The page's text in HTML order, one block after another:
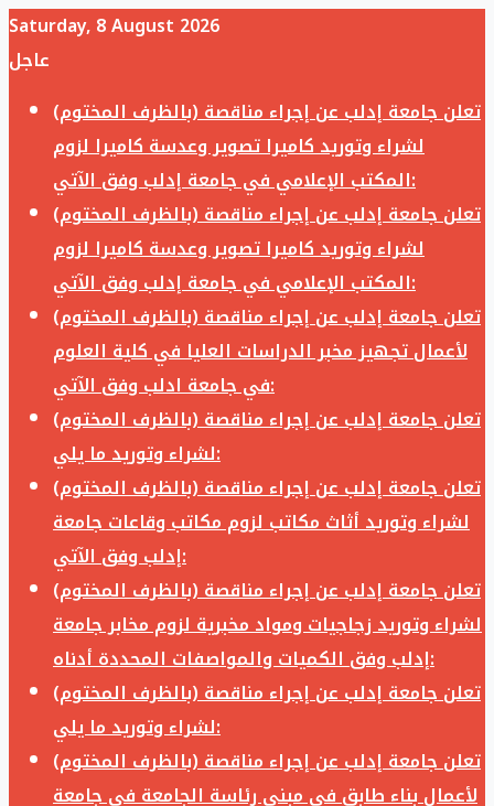
Saturday, 8 August 2026
عاجل
تعلن جامعة إدلب عن إجراء مناقصة (بالظرف المختوم)
لشراء وتوريد كاميرا تصوير وعدسة كاميرا لزوم
المكتب الإعلامي في جامعة إدلب وفق الآتي:
تعلن جامعة إدلب عن إجراء مناقصة (بالظرف المختوم)
لشراء وتوريد كاميرا تصوير وعدسة كاميرا لزوم
المكتب الإعلامي في جامعة إدلب وفق الآتي:
تعلن جامعة إدلب عن إجراء مناقصة (بالظرف المختوم)
لأعمال تجهيز مخبر الدراسات العليا في كلية العلوم
في جامعة ادلب وفق الآتي:
تعلن جامعة إدلب عن إجراء مناقصة (بالظرف المختوم)
لشراء وتوريد ما يلي:
تعلن جامعة إدلب عن إجراء مناقصة (بالظرف المختوم)
لشراء وتوريد أثاث مكاتب لزوم مكاتب وقاعات جامعة
إدلب وفق الآتي:
تعلن جامعة إدلب عن إجراء مناقصة (بالظرف المختوم)
لشراء وتوريد زجاجيات ومواد مخبرية لزوم مخابر جامعة
إدلب وفق الكميات والمواصفات المحددة أدناه:
تعلن جامعة إدلب عن إجراء مناقصة (بالظرف المختوم)
لشراء وتوريد ما يلي:
تعلن جامعة إدلب عن إجراء مناقصة (بالظرف المختوم)
لأعمال بناء طابق في مبنى رئاسة الجامعة في جامعة